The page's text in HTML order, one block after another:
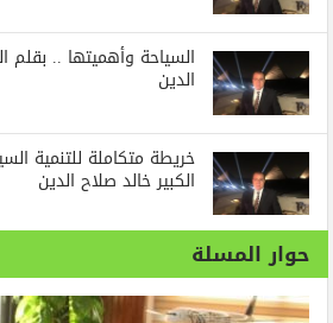
السياحة وأهميتها .. بقلم
الدين
خريطة متكاملة للتنمية
الكبير خالد صلاح الدين
حوار المسلة